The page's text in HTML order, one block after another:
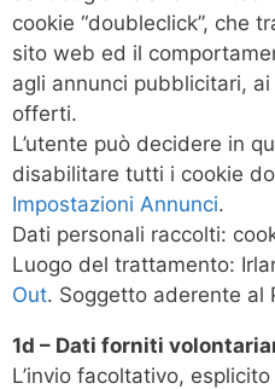
cookie “doubleclick”, che
sito web ed il
agli annunci pubblicitari,
offerti.
L’utente può decidere in
disabilitare tutti i cookie
Impostazioni Annunci.
Dati personali raccolti:
Luogo del trattamento:
Out. Soggetto aderente al
1d – Dati forniti
L’invio facoltativo,